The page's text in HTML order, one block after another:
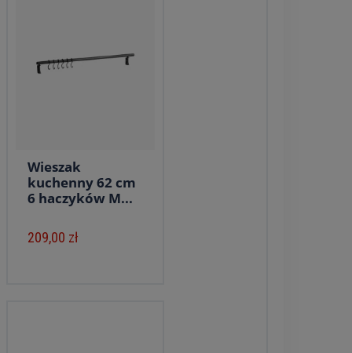
Wieszak
kuchenny 62 cm
6 haczyków M...
209,00 zł